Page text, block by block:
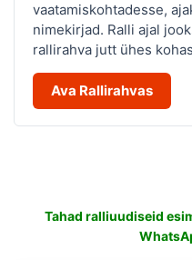
vaatamiskohtadesse,
nimekirjad. Ralli ajal
rallirahva jutt ühes
Ava Rallirahvas
Tahad ralliuudiseid